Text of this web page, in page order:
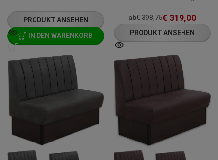
PRODUKT ANSEHEN
IN DEN WARENKORB
ab€398,75€ 319,00
PRODUKT ANSEHEN